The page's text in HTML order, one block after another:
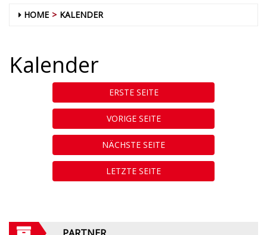
HOME KALENDER
Kalender
ERSTE SEITE
VORIGE SEITE
NÄCHSTE SEITE
LETZTE SEITE